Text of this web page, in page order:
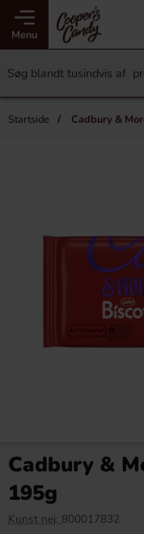
Menu
Startside Cadbury &
Cadbury &
195g
Kunst nej: 800017832